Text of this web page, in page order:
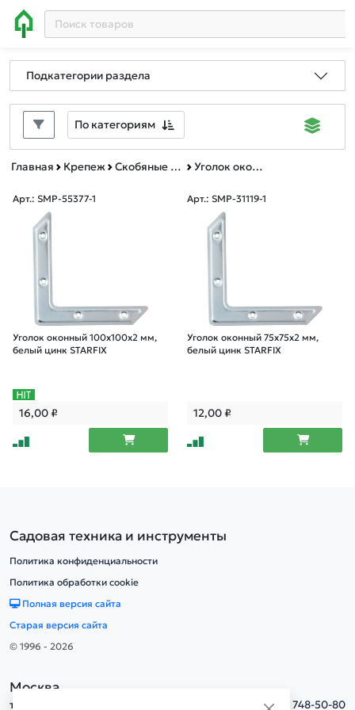
Подкатегории раздела
По категориям
Главная Крепеж Скобяные изделия Уголок оконный
Арт.: SMP-55377-1
Уголок оконный 100х100x2 мм,
белый цинк STARFIX
16,00₽
Арт.: SMP-31119-1
Уголок оконный 75х75x2 мм,
белый цинк STARFIX
12,00₽
Садовая техника и инструменты
Политика конфиденциальности
Политика обработки cookie
Полная версия сайта
Старая версия сайта
© 1996 - 2026
Москва
тел. +7(495) 748-50-80